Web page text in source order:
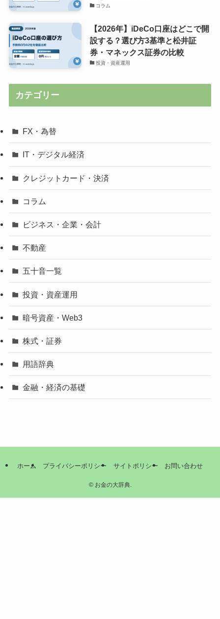
コラム
【2026年】iDeCo口座はどこで開
設する？選び方3基準と松井証
券・マネックス証券の比較
投資・資産運用
カテゴリー
FX・為替
IT・デジタル経済
クレジットカード・決済
コラム
ビジネス・企業・会計
不動産
五十音一覧
投資・資産運用
暗号資産・Web3
株式・証券
用語辞典
金融・経済の基礎
ホーム プライバシーポリシー サイトポリシー お問い合わせ
©お金の大辞典.